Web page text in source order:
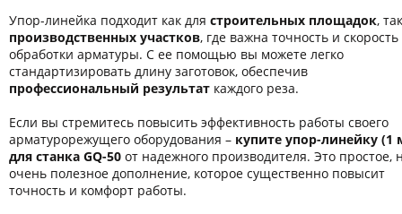
Упор-линейка подходит как для строительных площадок,
производственных участков, где важна точность и скорость
обработки арматуры. С ее помощью вы можете легко
стандартизировать длину заготовок, обеспечив
профессиональный результат каждого реза.
Если вы стремитесь повысить эффективность работы своего
арматурорежущего оборудования – купите упор-линейку (1
для станка GQ-50 от надежного производителя. Это простое,
очень полезное дополнение, которое существенно повысит
точность и комфорт работы.